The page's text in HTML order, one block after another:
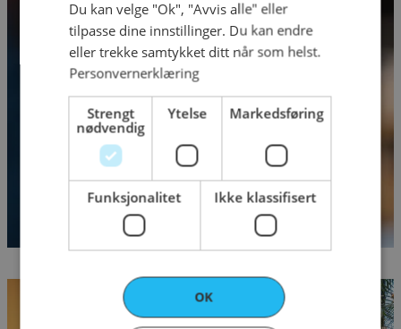
på alt av matopplevelser hos oss
Bestill bord
Du kan velge "Ok", "Avvis alle" eller
tilpasse dine innstillinger. Du kan endre
eller trekke samtykket ditt når som helst.
Personvernerklæring
Strengt
nødvendig
Ytelse Markedsføring
Funksjonalitet Ikke klassifisert
OK